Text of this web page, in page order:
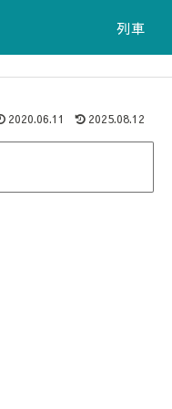
列車
2020.06.11 2025.08.12